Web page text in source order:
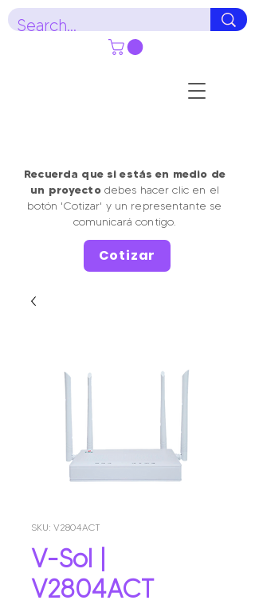
Recuerda que si estás en medio de
un proyectodebes hacer clic en el
botón 'Cotizar' y un representante se
comunicará contigo.
Cotizar
SKU: V2804ACT
V-Sol |
V2804ACT